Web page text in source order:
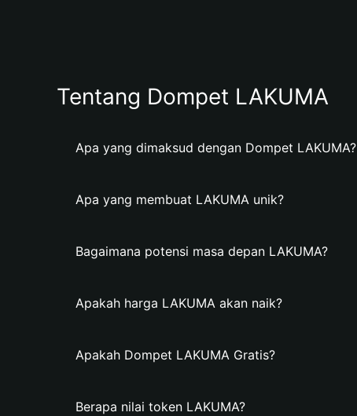
Tentang Dompet LAKUMA
Apa yang dimaksud dengan Dompet LAKUMA?
Apa yang membuat LAKUMA unik?
Bagaimana potensi masa depan LAKUMA?
Apakah harga LAKUMA akan naik?
Apakah Dompet LAKUMA Gratis?
Berapa nilai token LAKUMA?